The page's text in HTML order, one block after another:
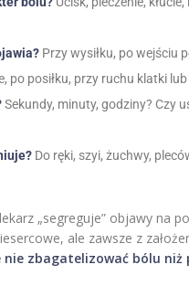
Przy wysiłku, po wejściu
po posiłku, przy ruchu klatki lub
Sekundy, minuty, godziny? Czy
Do ręki, szyi, żuchwy,
„segreguje” objawy na
ale zawsze z
nie zbagatelizować bólu niż